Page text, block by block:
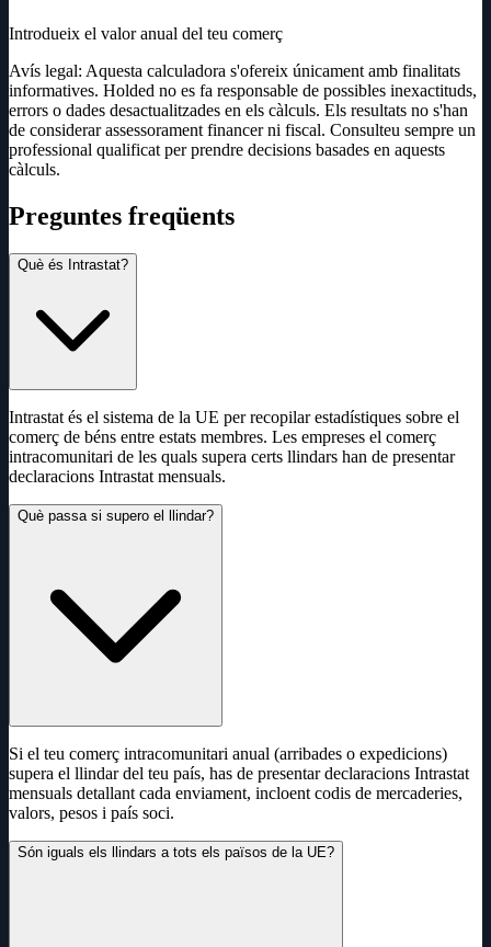
Introdueix el valor anual del teu comerç
Avís legal: Aquesta calculadora s'ofereix únicament amb finalitats
informatives. Holded no es fa responsable de possibles inexactituds,
errors o dades desactualitzades en els càlculs. Els resultats no s'han
de considerar assessorament financer ni fiscal. Consulteu sempre un
professional qualificat per prendre decisions basades en aquests
càlculs.
Preguntes freqüents
Què és Intrastat?
Intrastat és el sistema de la UE per recopilar estadístiques sobre el
comerç de béns entre estats membres. Les empreses el comerç
intracomunitari de les quals supera certs llindars han de presentar
declaracions Intrastat mensuals.
Què passa si supero el llindar?
Si el teu comerç intracomunitari anual (arribades o expedicions)
supera el llindar del teu país, has de presentar declaracions Intrastat
mensuals detallant cada enviament, incloent codis de mercaderies,
valors, pesos i país soci.
Són iguals els llindars a tots els països de la UE?